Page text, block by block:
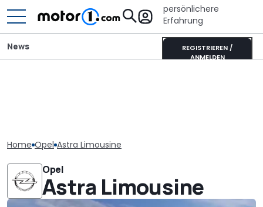
persönlichere
Erfahrung
REGISTRIEREN /
ANMELDEN
News
Home Opel Astra Limousine
Opel
Astra Limousine